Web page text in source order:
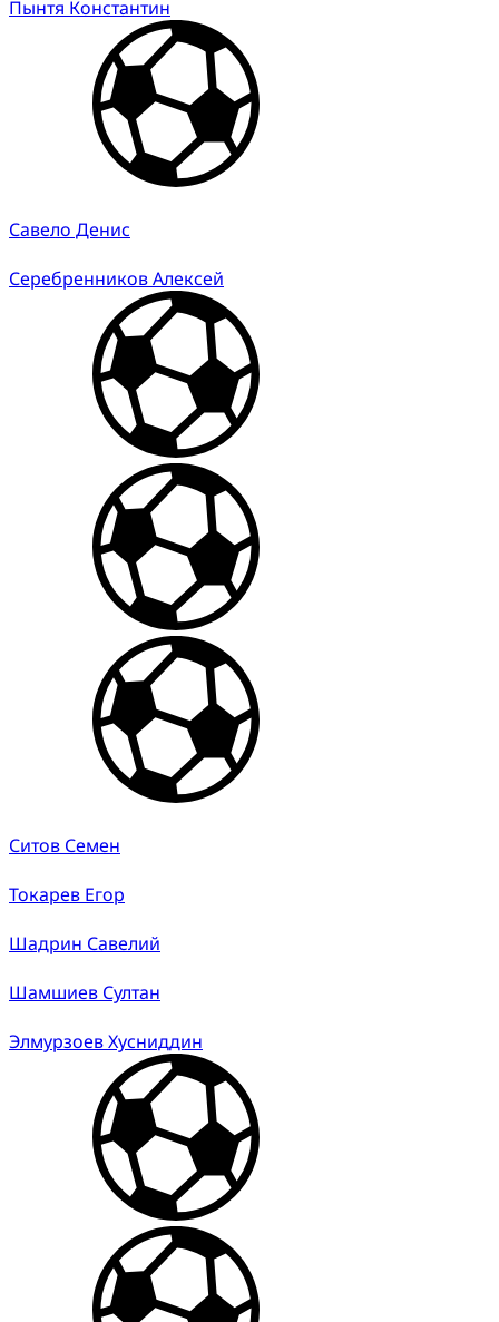
Пынтя Константин
Савело Денис
Серебренников Алексей
Ситов Семен
Токарев Егор
Шадрин Савелий
Шамшиев Султан
Элмурзоев Хусниддин